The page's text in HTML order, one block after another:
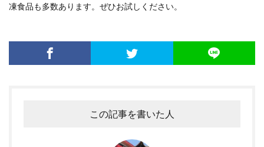
凍食品も多数あります。ぜひお試しください。
この記事を書いた人